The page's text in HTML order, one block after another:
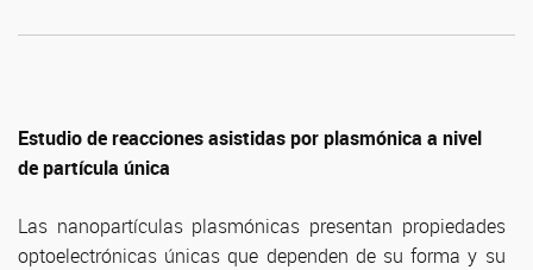
Estudio de reacciones asistidas por plasmónica a nivel
de partícula única
Las nanopartículas plasmónicas presentan propiedades
optoelectrónicas únicas que dependen de su forma y su